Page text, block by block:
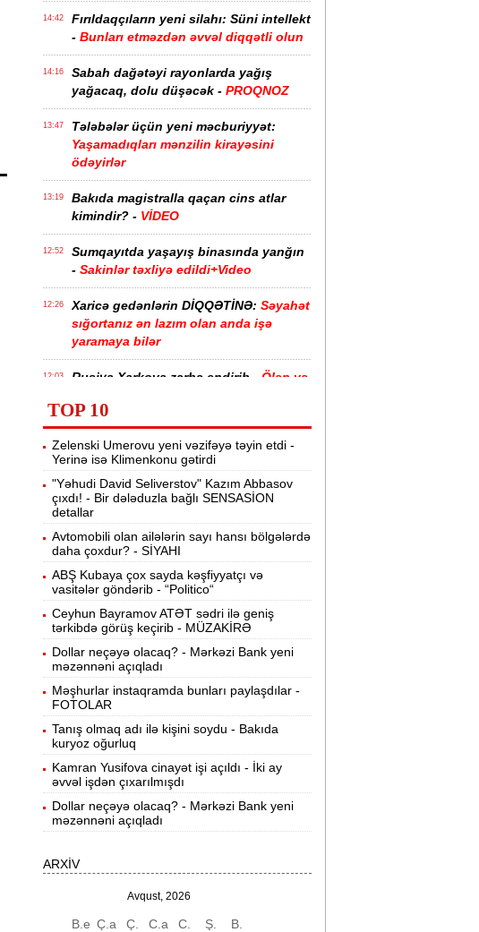
14:42
Fırıldaqçıların yeni silahı: Süni intellekt
- Bunları etməzdən əvvəl diqqətli olun
14:16
Sabah dağətəyi rayonlarda yağış
yağacaq, dolu düşəcək - PROQNOZ
13:47
Tələbələr üçün yeni məcburiyyət:
Yaşamadıqları mənzilin kirayəsini
ödəyirlər
13:19
Bakıda magistralla qaçan cins atlar
kimindir? - VİDEO
12:52
Sumqayıtda yaşayış binasında yanğın
- Sakinlər təxliyə edildi+Video
12:26 Xaricə gedənlərin DİQQƏTİNƏ: Səyahət
sığortanız ən lazım olan anda işə
yaramaya bilər
12:03 Rusiya Xarkova zərbə endirib -
Ölən və
11:41
Orban vəzifədən azad etmişdi -
Prezidentliyə namizəd oldu
11:15
“Məkkə sazişinə oxşar anlaşma Qafqaz
ölkələri ilə də imzalana bilər“ -Fidan
10:46 Eyni ofisdə fərqli iş saatları: Yeni
model nəyi dəyişəcək?
10:18 Bakıda problem:Çətirlər yağış üçün
yox, kondisioner suyu üçün açılır
(VİDEO)
9:51
İran Hörmüzlə bağlı yeni tələblər irəli
sürdü -Boğazın açılması mümkünsüz
hala gəlir
9:25
Messini partlatmaq, Ronaldonu
qaçırmaq istəyiblər -FTB açıqladı
9:00
Avtomobil bazarında kredit bumu:
Elektromobil və hibridlərə maraq artır
-Nə danışılıb?
Qatar gecikdiyinə görə Bakıya taksiylə
TOP 10
Zelenski Umerovu yeni vəzifəyə təyin etdi -
Yerinə isə Klimenkonu gətirdi
"Yəhudi David Seliverstov" Kazım Abbasov
çıxdı! - Bir dələduzla bağlı SENSASİON
detallar
Avtomobili olan ailələrin sayı hansı bölgələrdə
daha çoxdur? - SİYAHI
ABŞ Kubaya çox sayda kəşfiyyatçı və
vasitələr göndərib - “Politico“
Ceyhun Bayramov ATƏT sədri ilə geniş
tərkibdə görüş keçirib - MÜZAKİRƏ
Dollar neçəyə olacaq? - Mərkəzi Bank yeni
məzənnəni açıqladı
Məşhurlar instaqramda bunları paylaşdılar -
FOTOLAR
Tanış olmaq adı ilə kişini soydu - Bakıda
kuryoz oğurluq
Kamran Yusifova cinayət işi açıldı - İki ay
əvvəl işdən çıxarılmışdı
Dollar neçəyə olacaq? - Mərkəzi Bank yeni
məzənnəni açıqladı
ARXİV
Avqust, 2026
B.e Ç.a Ç. C.a C. Ş. B.